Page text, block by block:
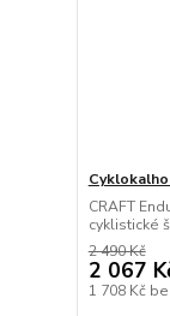
CRAFT
cyklistické
2 490 Kč
2 067
1 708 Kč